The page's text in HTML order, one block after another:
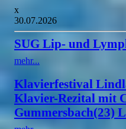
x
30.07.2026
SUG Lip- und
mehr...
Klavierfestival
Klavier-Rezital mit
Gummersbach(23)